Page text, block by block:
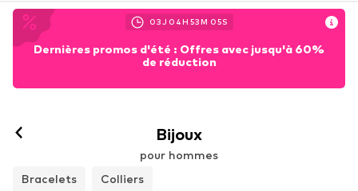
03J 04H 53M 03S
Dernières promos d'été : Offres avec jusqu'à 60%
de réduction
Bijoux
pour hommes
Bracelets
Colliers